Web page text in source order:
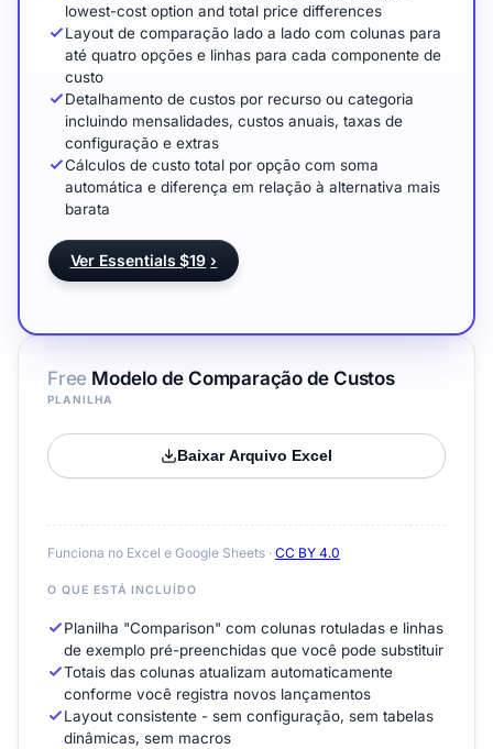
Free Modelo de Comparação de Custos
PLANILHA
Baixar Arquivo Excel
Funciona no Excel e Google Sheets · CC BY 4.0
O QUE ESTÁ INCLUÍDO
Planilha "Comparison" com colunas rotuladas e linhas
de exemplo pré-preenchidas que você pode substituir
Totais das colunas atualizam automaticamente
conforme você registra novos lançamentos
Layout consistente - sem configuração, sem tabelas
dinâmicas, sem macros
lowest-cost option and total price differences
Layout de comparação lado a lado com colunas para
até quatro opções e linhas para cada componente de
custo
Detalhamento de custos por recurso ou categoria
incluindo mensalidades, custos anuais, taxas de
configuração e extras
Cálculos de custo total por opção com soma
automática e diferença em relação à alternativa mais
barata
Ver Essentials $19 ›